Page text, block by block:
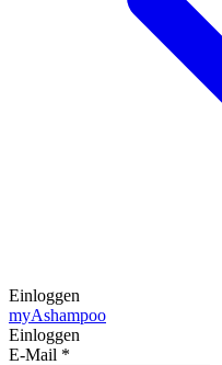
Einloggen
myAshampoo
Einloggen
E-Mail *